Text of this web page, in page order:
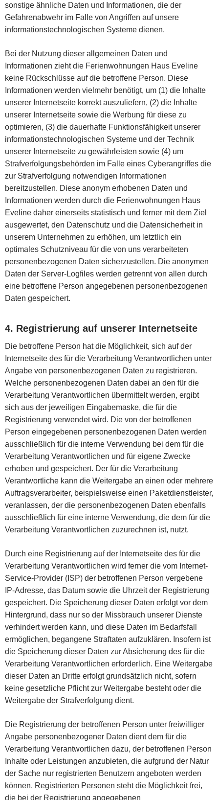
sonstige ähnliche Daten und Informationen, die der
Gefahrenabwehr im Falle von Angriffen auf unsere
informationstechnologischen Systeme dienen.
Bei der Nutzung dieser allgemeinen Daten und
Informationen zieht die Ferienwohnungen Haus Eveline
keine Rückschlüsse auf die betroffene Person. Diese
Informationen werden vielmehr benötigt, um (1) die Inhalte
unserer Internetseite korrekt auszuliefern, (2) die Inhalte
unserer Internetseite sowie die Werbung für diese zu
optimieren, (3) die dauerhafte Funktionsfähigkeit unserer
informationstechnologischen Systeme und der Technik
unserer Internetseite zu gewährleisten sowie (4) um
Strafverfolgungsbehörden im Falle eines Cyberangriffes die
zur Strafverfolgung notwendigen Informationen
bereitzustellen. Diese anonym erhobenen Daten und
Informationen werden durch die Ferienwohnungen Haus
Eveline daher einerseits statistisch und ferner mit dem Ziel
ausgewertet, den Datenschutz und die Datensicherheit in
unserem Unternehmen zu erhöhen, um letztlich ein
optimales Schutzniveau für die von uns verarbeiteten
personenbezogenen Daten sicherzustellen. Die anonymen
Daten der Server-Logfiles werden getrennt von allen durch
eine betroffene Person angegebenen personenbezogenen
Daten gespeichert.
4. Registrierung auf unserer Internetseite
Die betroffene Person hat die Möglichkeit, sich auf der
Internetseite des für die Verarbeitung Verantwortlichen unter
Angabe von personenbezogenen Daten zu registrieren.
Welche personenbezogenen Daten dabei an den für die
Verarbeitung Verantwortlichen übermittelt werden, ergibt
sich aus der jeweiligen Eingabemaske, die für die
Registrierung verwendet wird. Die von der betroffenen
Person eingegebenen personenbezogenen Daten werden
ausschließlich für die interne Verwendung bei dem für die
Verarbeitung Verantwortlichen und für eigene Zwecke
erhoben und gespeichert. Der für die Verarbeitung
Verantwortliche kann die Weitergabe an einen oder mehrere
Auftragsverarbeiter, beispielsweise einen Paketdienstleister,
veranlassen, der die personenbezogenen Daten ebenfalls
ausschließlich für eine interne Verwendung, die dem für die
Verarbeitung Verantwortlichen zuzurechnen ist, nutzt.
Durch eine Registrierung auf der Internetseite des für die
Verarbeitung Verantwortlichen wird ferner die vom Internet-
Service-Provider (ISP) der betroffenen Person vergebene
IP-Adresse, das Datum sowie die Uhrzeit der Registrierung
gespeichert. Die Speicherung dieser Daten erfolgt vor dem
Hintergrund, dass nur so der Missbrauch unserer Dienste
verhindert werden kann, und diese Daten im Bedarfsfall
ermöglichen, begangene Straftaten aufzuklären. Insofern ist
die Speicherung dieser Daten zur Absicherung des für die
Verarbeitung Verantwortlichen erforderlich. Eine Weitergabe
dieser Daten an Dritte erfolgt grundsätzlich nicht, sofern
keine gesetzliche Pflicht zur Weitergabe besteht oder die
Weitergabe der Strafverfolgung dient.
Die Registrierung der betroffenen Person unter freiwilliger
Angabe personenbezogener Daten dient dem für die
Verarbeitung Verantwortlichen dazu, der betroffenen Person
Inhalte oder Leistungen anzubieten, die aufgrund der Natur
der Sache nur registrierten Benutzern angeboten werden
können. Registrierten Personen steht die Möglichkeit frei,
die bei der Registrierung angegebenen